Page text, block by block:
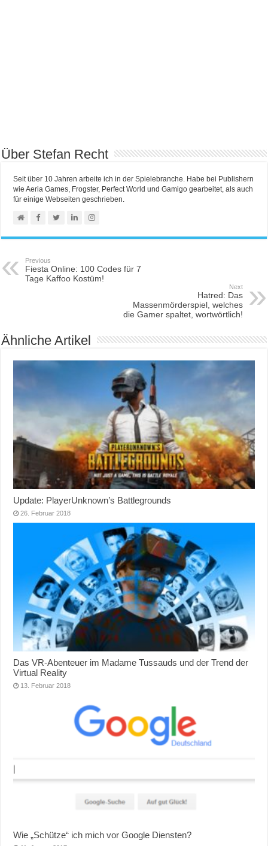
Über Stefan Recht
Seit über 10 Jahren arbeite ich in der Spielebranche. Habe bei Publishern
wie Aeria Games, Frogster, Perfect World und Gamigo gearbeitet, als auch
für einige Webseiten geschrieben.
Previous
Fiesta Online: 100 Codes für 7
Tage Kaffoo Kostüm!
Next
Hatred: Das
Massenmörderspiel, welches
die Gamer spaltet, wortwörtlich!
Ähnliche Artikel
Update: PlayerUnknown’s Battlegrounds
26. Februar 2018
Das VR-Abenteuer im Madame Tussauds und der Trend der
Virtual Reality
13. Februar 2018
Wie „Schütze“ ich mich vor Google Diensten?